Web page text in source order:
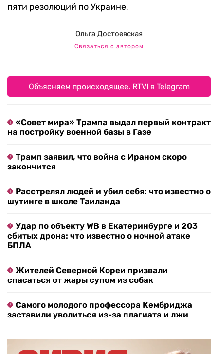
пяти резолюций по Украине.
Ольга Достоевская
Связаться с автором
Объясняем происходящее. RTVI в Telegram
«Совет мира» Трампа выдал первый контракт
на постройку военной базы в Газе
Трамп заявил, что война с Ираном скоро
закончится
Расстрелял людей и убил себя: что известно о
шутинге в школе Таиланда
Удар по объекту WB в Екатеринбурге и 203
сбитых дрона: что известно о ночной атаке
БПЛА
Жителей Северной Кореи призвали
спасаться от жары супом из собак
Самого молодого профессора Кембриджа
заставили уволиться из-за плагиата и лжи